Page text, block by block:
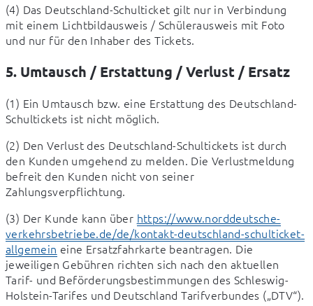
(4) Das Deutschland-Schulticket gilt nur in Verbindung
mit einem Lichtbildausweis / Schülerausweis mit Foto
und nur für den Inhaber des Tickets.
5. Umtausch / Erstattung / Verlust / Ersatz
(1) Ein Umtausch bzw. eine Erstattung des Deutschland-
Schultickets ist nicht möglich.
(2) Den Verlust des Deutschland-Schultickets ist durch
den Kunden umgehend zu melden. Die Verlustmeldung
befreit den Kunden nicht von seiner
Zahlungsverpflichtung.
(3) Der Kunde kann über https://www.norddeutsche-
verkehrsbetriebe.de/de/kontakt-deutschland-schulticket-
allgemein eine Ersatzfahrkarte beantragen. Die
jeweiligen Gebühren richten sich nach den aktuellen
Tarif- und Beförderungsbestimmungen des Schleswig-
Holstein-Tarifes und Deutschland Tarifverbundes („DTV“).